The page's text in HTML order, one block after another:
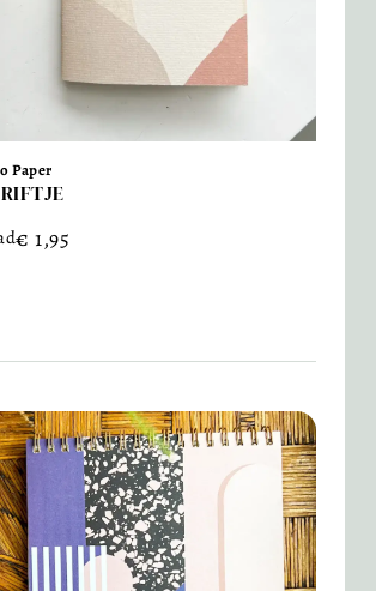
Paper
€ 1,95